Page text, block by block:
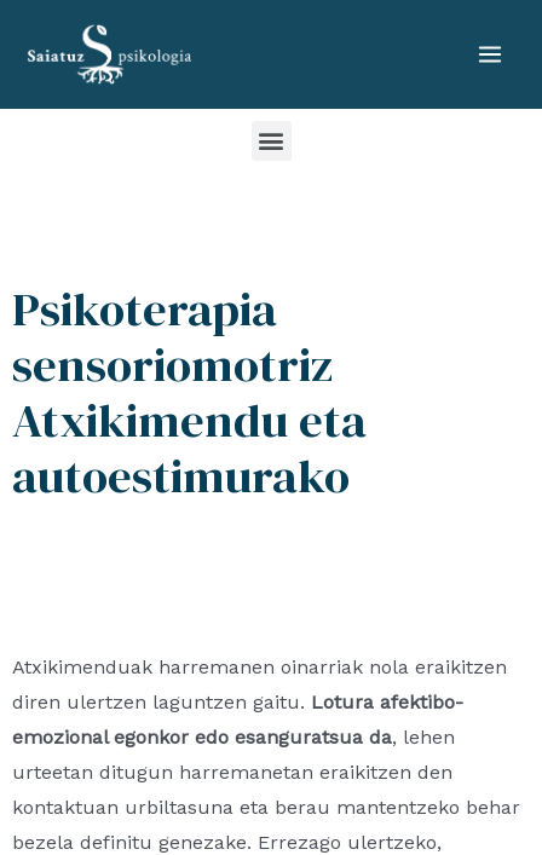
Psikoterapia
sensoriomotriz
Atxikimendu eta
autoestimurako
Atxikimenduak harremanen oinarriak nola eraikitzen
diren ulertzen laguntzen gaitu. Lotura afektibo-
emozional egonkor edo esanguratsua da, lehen
urteetan ditugun harremanetan eraikitzen den
kontaktuan urbiltasuna eta berau mantentzeko behar
bezela definitu genezake. Errezago ulertzeko,